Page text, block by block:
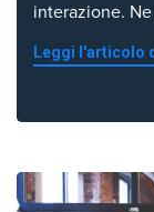
interazione.
Leggi l'articolo